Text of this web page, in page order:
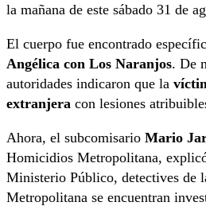
la mañana de este sábado 31 de
El cuerpo fue encontrado
Angélica con Los Naranjos. De
autoridades indicaron que la
extranjera con lesiones
Ahora, el subcomisario Mario
Homicidios Metropolitana,
Ministerio Público, detectives de
Metropolitana se encuentran